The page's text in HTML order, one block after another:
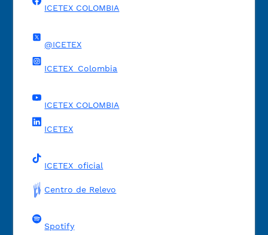
ICETEX COLOMBIA
@ICETEX
ICETEX_Colombia
ICETEX COLOMBIA
ICETEX
ICETEX_oficial
Centro de Relevo
Spotify